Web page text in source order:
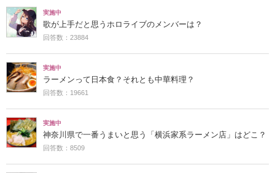
実施中
歌が上手だと思うホロライブのメンバーは？
回答数：23884
実施中
ラーメンって日本食？それとも中華料理？
回答数：19661
実施中
神奈川県で一番うまいと思う「横浜家系ラーメン店」はどこ？
回答数：8509